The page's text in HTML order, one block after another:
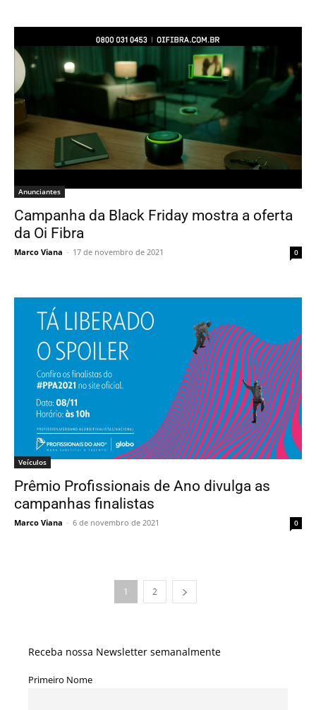
Anunciantes
Campanha da Black Friday mostra a oferta
da Oi Fibra
Marco Viana - 17 de novembro de 2021 0
Veículos
Prêmio Profissionais de Ano divulga as
campanhas finalistas
Marco Viana - 6 de novembro de 2021 0
1 2
Receba nossa Newsletter semanalmente
Primeiro Nome